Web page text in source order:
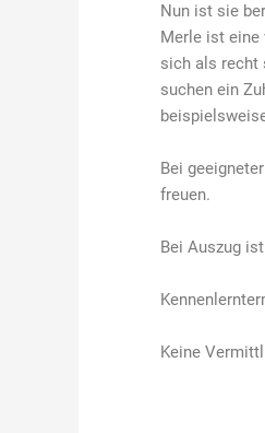
Nun ist sie
Merle ist eine
sich als recht
suchen ein
Bei
freuen.
Bei Auszug
Keine